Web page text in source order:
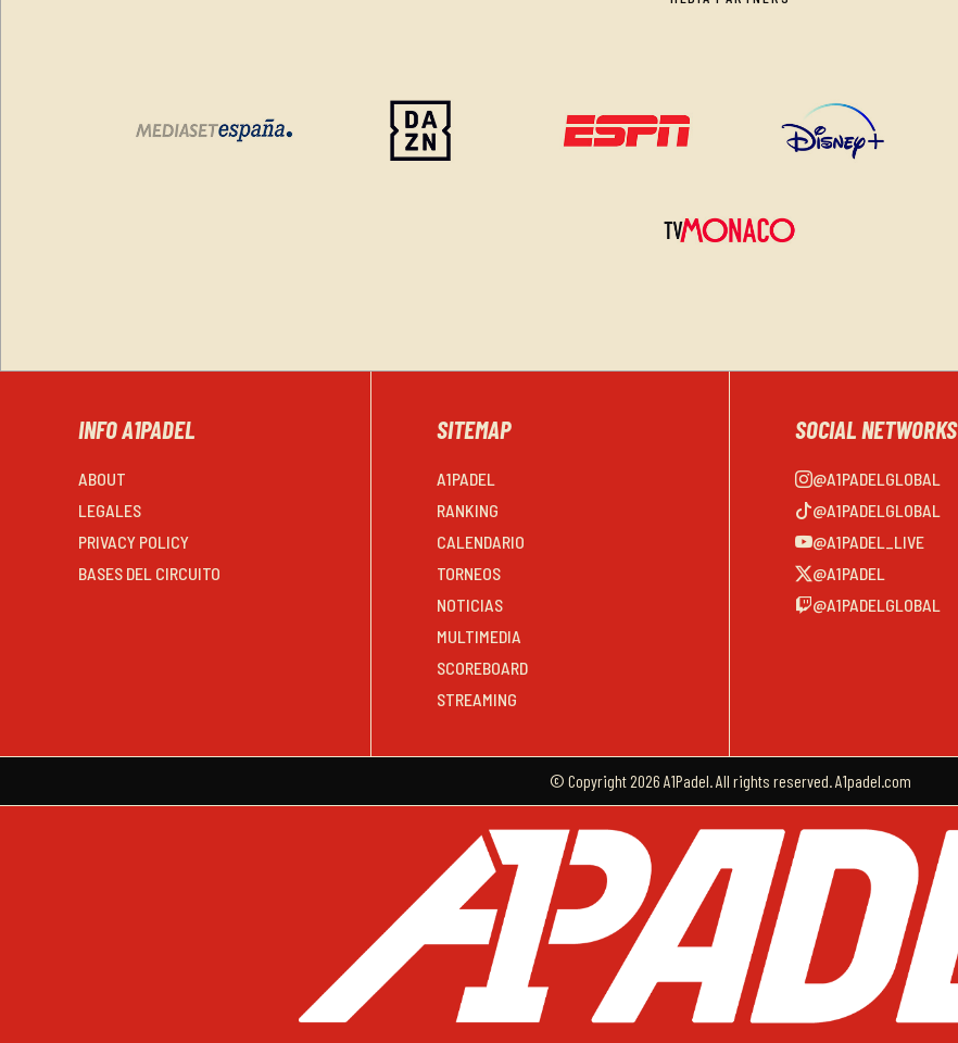
INFO A1PADEL
ABOUT
LEGALES
PRIVACY POLICY
BASES DEL CIRCUITO
SITEMAP
A1PADEL
RANKING
CALENDARIO
TORNEOS
NOTICIAS
MULTIMEDIA
SCOREBOARD
STREAMING
SOCIAL NETWORKS
@A1PADELGLOBAL
@A1PADELGLOBAL
@A1PADEL_LIVE
@A1PADEL
@A1PADELGLOBAL
© Copyright 2026 A1Padel. All rights reserved. A1padel.com